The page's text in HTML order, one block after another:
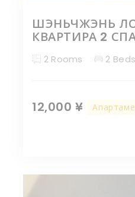
ШЭНЬЧЖЭНЬ
КВАРТИРА 2
2 Rooms 2 Beds
12,000 ¥